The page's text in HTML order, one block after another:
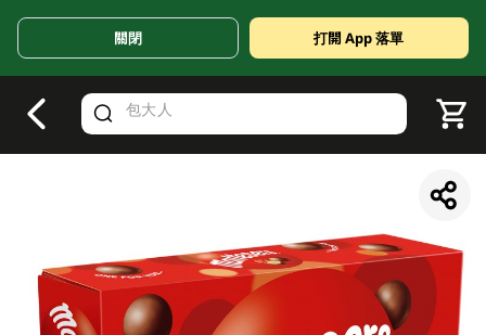
Valid Until 30 June 2026
關閉 打開 App 落單